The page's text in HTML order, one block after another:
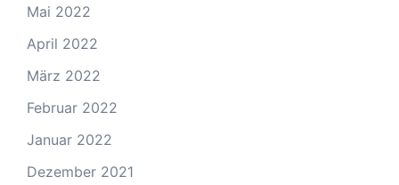
Mai 2022
April 2022
März 2022
Februar 2022
Januar 2022
Dezember 2021